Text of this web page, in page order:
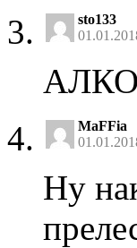
sto133
MaFFia
Ну